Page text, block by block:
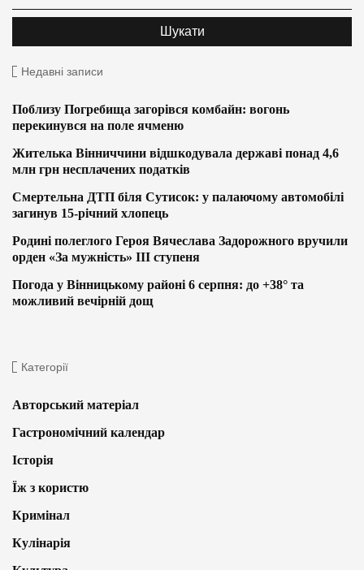
Недавні записи
Поблизу Погребища загорівся комбайн: вогонь
перекинувся на поле ячменю
Жителька Вінниччини відшкодувала державі понад 4,6
млн грн несплачених податків
Смертельна ДТП біля Сутисок: у палаючому автомобілі
загинув 15-річний хлопець
Родині полеглого Героя Вячеслава Задорожного вручили
орден «За мужність» ІІІ ступеня
Погода у Вінницькому районі 6 серпня: до +38° та
можливий вечірній дощ
Категорії
Авторський матеріал
Гастрономічний календар
Історія
Їж з користю
Кримінал
Кулінарія